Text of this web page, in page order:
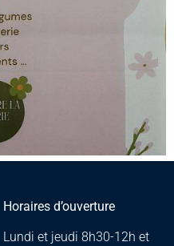
Horaires d’ouverture
Lundi et jeudi 8h30-12h et